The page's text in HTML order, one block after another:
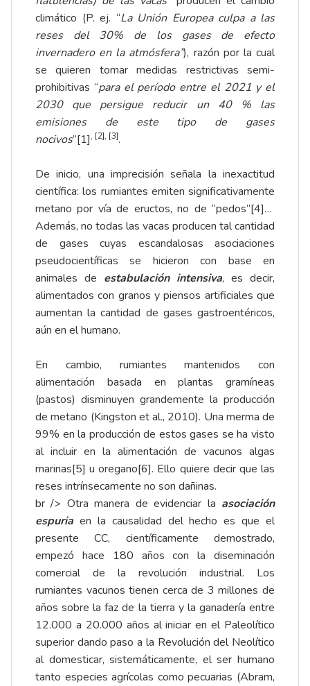
climático (P. ej. “La Unión Europea culpa a las
reses del 30% de los gases de efecto
invernadero en la atmósfera”), razón por la cual
se quieren tomar medidas restrictivas semi-
prohibitivas “para el período entre el 2021 y el
2030 que persigue reducir un 40 % las
emisiones de este tipo de gases
nocivos”[1], [2], [3].
De inicio, una imprecisión señala la inexactitud
científica: los rumiantes emiten significativamente
metano por vía de eructos, no de “pedos”[4]…
Además, no todas las vacas producen tal cantidad
de gases cuyas escandalosas asociaciones
pseudocientíficas se hicieron con base en
animales de estabulación intensiva, es decir,
alimentados con granos y piensos artificiales que
aumentan la cantidad de gases gastroentéricos,
aún en el humano.
En cambio, rumiantes mantenidos con
alimentación basada en plantas gramíneas
(pastos) disminuyen grandemente la producción
de metano (Kingston et al., 2010). Una merma de
99% en la producción de estos gases se ha visto
al incluir en la alimentación de vacunos algas
marinas[5] u oregano[6]. Ello quiere decir que las
reses intrínsecamente no son dañinas.
br /> Otra manera de evidenciar la asociación
espuria en la causalidad del hecho es que el
presente CC, científicamente demostrado,
empezó hace 180 años con la diseminación
comercial de la revolución industrial. Los
rumiantes vacunos tienen cerca de 3 millones de
años sobre la faz de la tierra y la ganadería entre
12.000 a 20.000 años al iniciar en el Paleolítico
superior dando paso a la Revolución del Neolítico
al domesticar, sistemáticamente, el ser humano
tanto especies agrícolas como pecuarias (Abram,